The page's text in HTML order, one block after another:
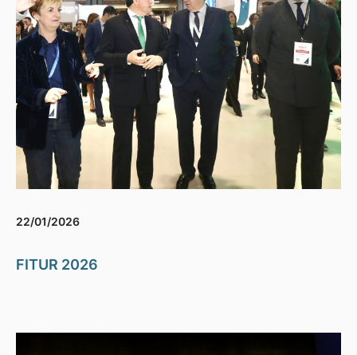
22/01/2026
FITUR 2026